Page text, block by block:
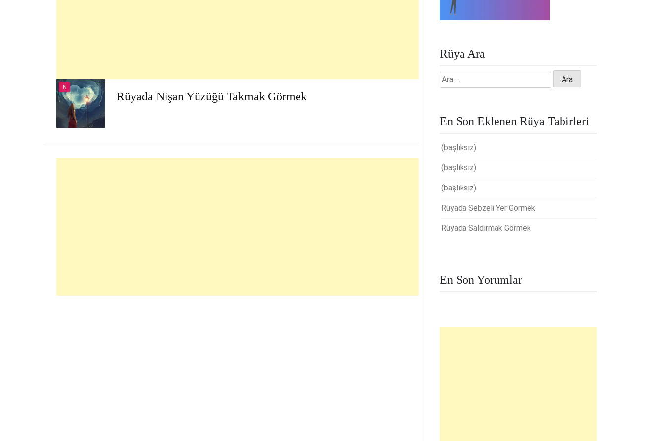
N
Rüyada Nişan Yüzüğü Takmak Görmek
Rüya Ara
Arama:
En Son Eklenen Rüya Tabirleri
(başlıksız)
(başlıksız)
(başlıksız)
Rüyada Sebzeli Yer Görmek
Rüyada Saldırmak Görmek
En Son Yorumlar